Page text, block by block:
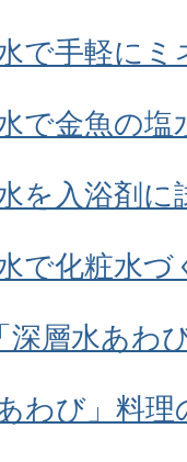
で手軽にミ
で金魚の塩
を入浴剤に
で化粧水づ
深層水あわ
わび」料